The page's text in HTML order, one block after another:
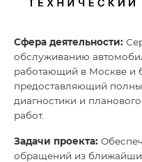
Сфера деятельности:
обслуживанию
работающий в Москве и
предоставляющий
диагностики и
работ.
Задачи проекта:
обращений из